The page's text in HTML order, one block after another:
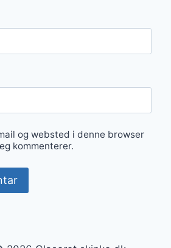
og websted i denne browser
kommenterer.